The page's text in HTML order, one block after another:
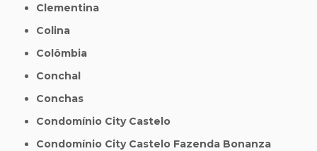
Clementina
Colina
Colômbia
Conchal
Conchas
Condomínio City Castelo
Condomínio City Castelo Fazenda Bonanza